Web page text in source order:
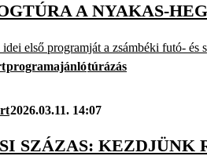
A NYAKAS-
első programját a zsámbéki futó-
programajánlótúrázás
2026.03.11. 14:07
SZÁZAS: KEZDJÜNK